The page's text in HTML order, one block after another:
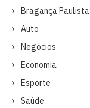
Bragança Paulista
Auto
Negócios
Economia
Esporte
Saúde